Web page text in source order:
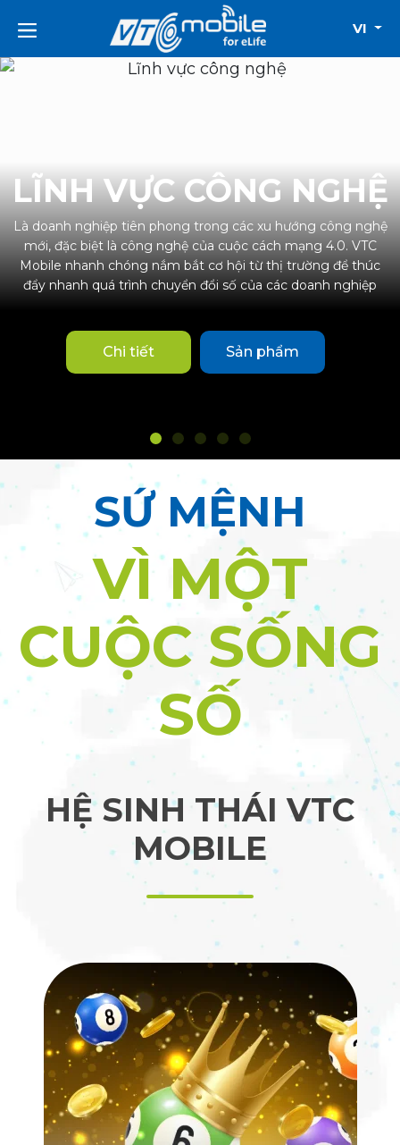
VI
LĨNH VỰC CÔNG NGHỆ
Là doanh nghiệp tiên phong trong các xu hướng công nghệ
mới, đặc biệt là công nghệ của cuộc cách mạng 4.0. VTC
Mobile nhanh chóng nắm bắt cơ hội từ thị trường để thúc
đẩy nhanh quá trình chuyển đổi số của các doanh nghiệp
Chi tiết Sản phẩm
SỨ MỆNH
VÌ MỘT
CUỘC SỐNG
SỐ
HỆ SINH THÁI VTC
MOBILE